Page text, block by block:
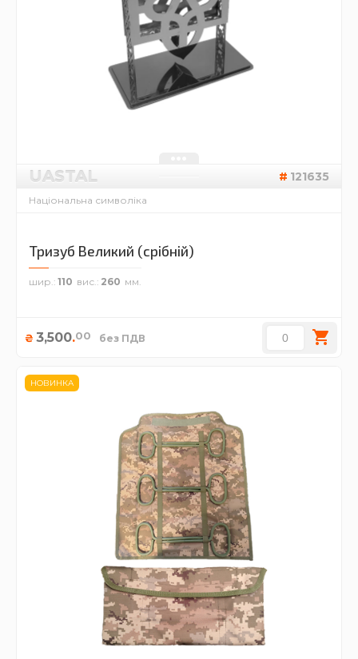
UASTAL 121635
Національна символіка
Тризуб Великий (срібній)
шир. 110 вис. 260
₴ 3,500.00 без ПДВ
НОВИНКА